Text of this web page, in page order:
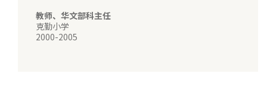
教师、华文部科主任
克勤小学
2000-2005